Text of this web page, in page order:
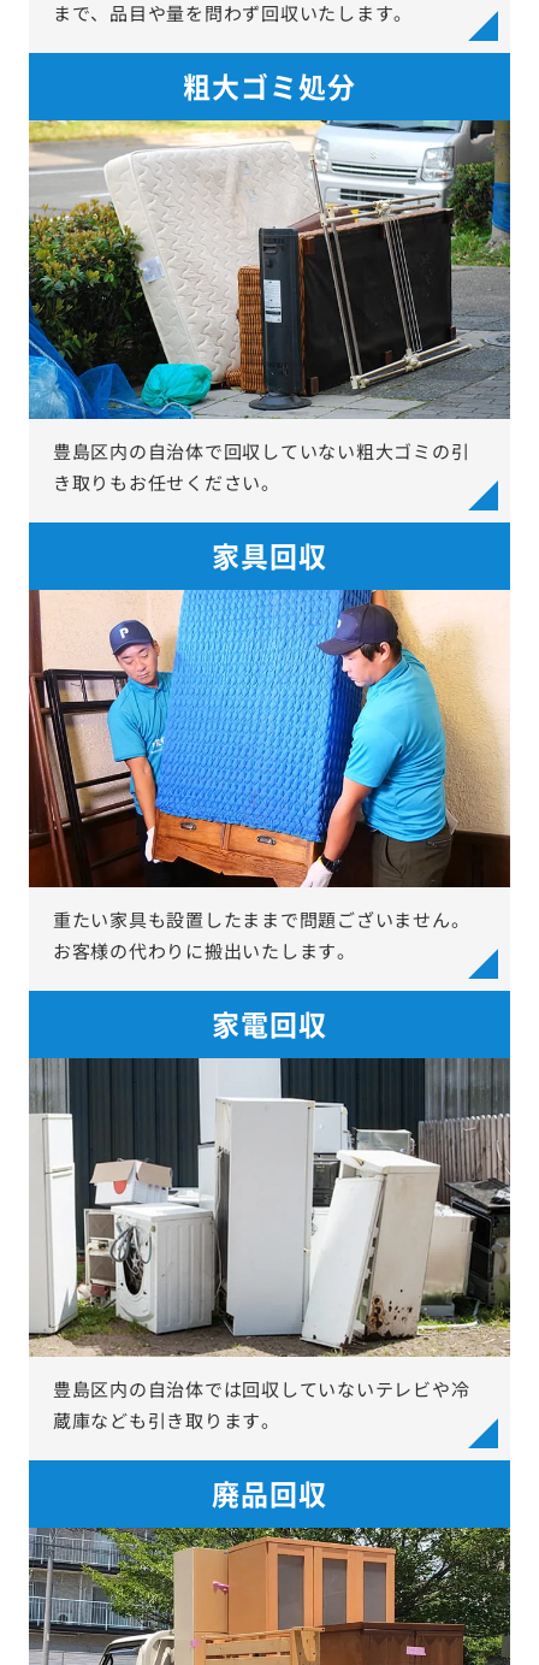
まで、品目や量を問わず回収いたします。
粗大ゴミ処分
豊島区内の自治体で回収していない粗大ゴミの引
き取りもお任せください。
家具回収
重たい家具も設置したままで問題ございません。
お客様の代わりに搬出いたします。
家電回収
豊島区内の自治体では回収していないテレビや冷
蔵庫なども引き取ります。
廃品回収